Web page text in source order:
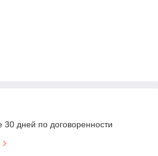
30 дней по договоренности